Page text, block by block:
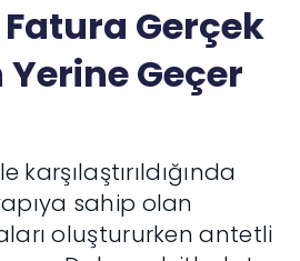
Gerçek
Geçer
sahip olan
oluştururken antetli